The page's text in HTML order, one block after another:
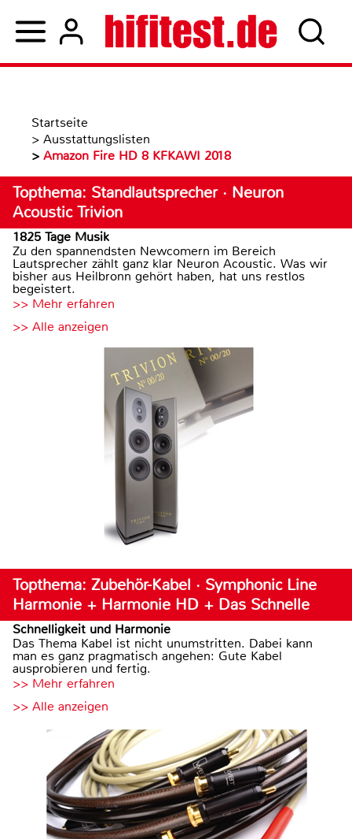
Startseite
> Ausstattungslisten
> Amazon Fire HD 8 KFKAWI 2018
Topthema: Standlautsprecher · Neuron
Acoustic Trivion
1825 Tage Musik
Zu den spannendsten Newcomern im Bereich
Lautsprecher zählt ganz klar Neuron Acoustic. Was wir
bisher aus Heilbronn gehört haben, hat uns restlos
begeistert.
>> Mehr erfahren
>> Alle anzeigen
Topthema: Zubehör-Kabel · Symphonic Line
Harmonie + Harmonie HD + Das Schnelle
Schnelligkeit und Harmonie
Das Thema Kabel ist nicht unumstritten. Dabei kann
man es ganz pragmatisch angehen: Gute Kabel
ausprobieren und fertig.
>> Mehr erfahren
>> Alle anzeigen